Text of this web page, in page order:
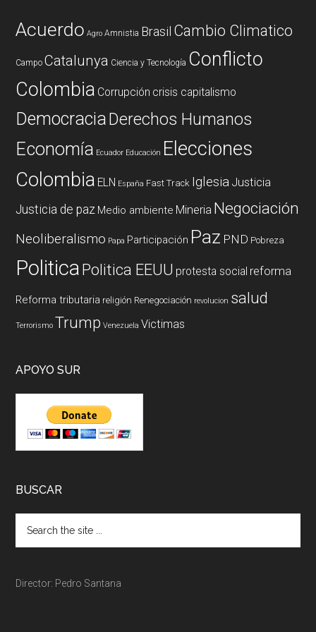
Acuerdo Agro Amnistia Brasil Cambio Climatico
Campo Catalunya Ciencia y Tecnología Conflicto
Colombia Corrupción crisis capitalismo
DemocraciaDerechos Humanos
Economía Ecuador Educación Elecciones
Colombia ELN España Fast Track Iglesia Justicia
Justicia de paz Medio ambiente Mineria Negociación
Neoliberalismo Papa Participación Paz PND Pobreza
PoliticaPolitica EEUU protesta social reforma
Reforma tributaria religión Renegociación revolucion salud
Terrorismo Trump Venezuela Victimas
APOYO SUR
BUSCAR
Director: Pedro Santana